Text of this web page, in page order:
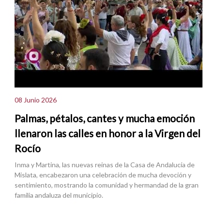
08 Junio 2026
Palmas, pétalos, cantes y mucha emoción
llenaron las calles en honor a la Virgen del
Rocío
Inma y Martina, las nuevas reinas de la Casa de Andalucía de
Mislata, encabezaron una celebración de mucha devoción y
sentimiento, mostrando la comunidad y hermandad de la gran
familia andaluza del municipio.